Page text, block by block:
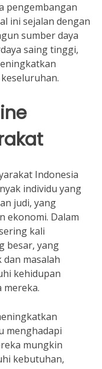
pengembangan
ini sejalan dengan
sumber daya
saing tinggi,
Indonesia
individu yang
judi, yang
ekonomi. Dalam
kali
besar, yang
masalah
kehidupan
menghadapi
mungkin
kebutuhan,